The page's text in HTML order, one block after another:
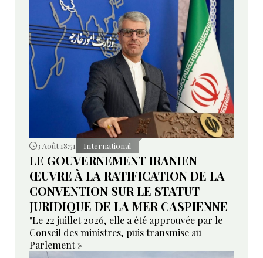
3 Août 18:51 International
LE GOUVERNEMENT IRANIEN
ŒUVRE À LA RATIFICATION DE LA
CONVENTION SUR LE STATUT
JURIDIQUE DE LA MER CASPIENNE
"Le 22 juillet 2026, elle a été approuvée par le
Conseil des ministres, puis transmise au
Parlement »